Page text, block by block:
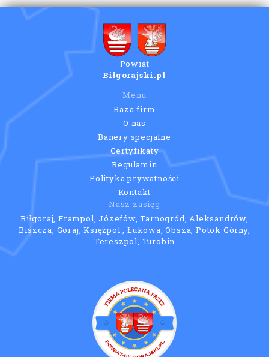
Powiat
Biłgorajski.pl
Menu
Baza firm
O nas
Banery specjalne
Certyfikaty
Regulamin
Polityka prywatności
Kontakt
Nasz zasięg
Biłgoraj, Frampol, Józefów, Tarnogród, Aleksandrów,
Biszcza, Goraj, Księżpol , Łukowa, Obsza, Potok Górny,
Tereszpol, Turobin